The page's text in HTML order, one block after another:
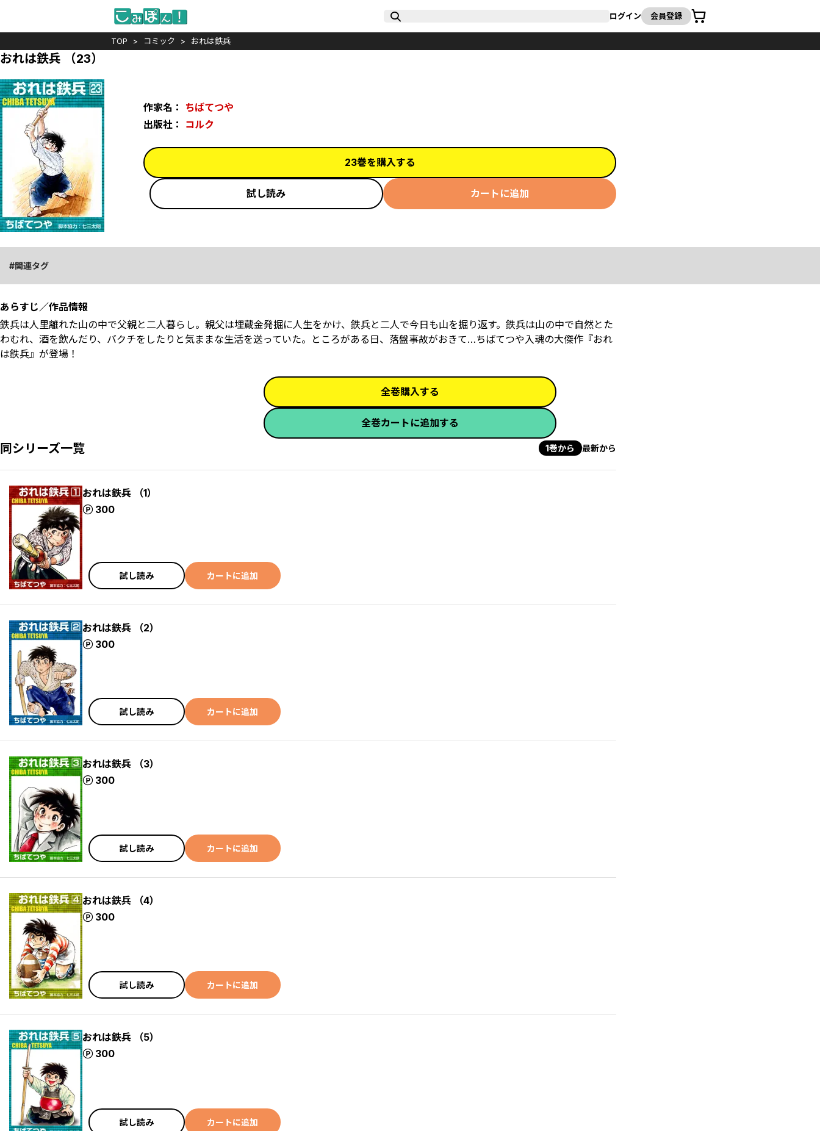
ログイン 会員登録
カート
TOP コミック おれは鉄兵
おれは鉄兵 （23）
作家名： ちばてつや
出版社： コルク
23巻を購入する
試し読み カートに追加
関連タグ
あらすじ／作品情報
鉄兵は人里離れた山の中で父親と二人暮らし。親父は埋蔵金発掘に人生をかけ、鉄兵と二人で今日も山を掘り返す。鉄兵は山の中で自然とた
わむれ、酒を飲んだり、バクチをしたりと気ままな生活を送っていた。ところがある日、落盤事故がおきて…ちばてつや入魂の大傑作『おれ
は鉄兵』が登場！
全巻購入する
全巻カートに追加する
同シリーズ一覧 1巻から 最新から
おれは鉄兵 （1）
300
ポイント
試し読み カートに追加
おれは鉄兵 （2）
300
ポイント
試し読み カートに追加
おれは鉄兵 （3）
300
ポイント
試し読み カートに追加
おれは鉄兵 （4）
300
ポイント
試し読み カートに追加
おれは鉄兵 （5）
300
ポイント
試し読み カートに追加